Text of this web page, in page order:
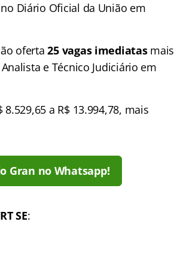
Diário Oficial da União em
oferta25 vagas imediatasmais
e Técnico Judiciário em
a R$ 13.994,78, mais
Gran no Whatsapp!
SE: